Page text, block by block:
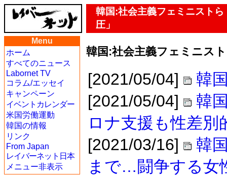
韓国:社会主義フェミニスト
圧」
Menu
ホーム
すべてのニュース
Labornet TV
コラム/エッセイ
キャンペーン
イベントカレンダー
米国労働運動
韓国の情報
リンク
From Japan
レイバーネット日本
メニュー非表示
韓国:社会主義フェミニス
[2021/05/04]
韓
[2021/05/04]
韓
ロナ支援も性差別
[2021/03/16]
韓
まで…闘争する女